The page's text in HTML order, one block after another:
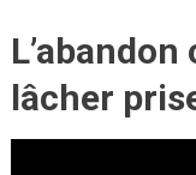
lâcher